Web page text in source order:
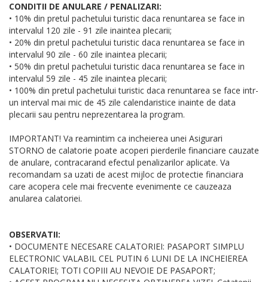
CONDITII DE ANULARE / PENALIZARI:
• 10% din pretul pachetului turistic daca renuntarea se face in
intervalul 120 zile - 91 zile inaintea plecarii;
• 20% din pretul pachetului turistic daca renuntarea se face in
intervalul 90 zile - 60 zile inaintea plecarii;
• 50% din pretul pachetului turistic daca renuntarea se face in
intervalul 59 zile - 45 zile inaintea plecarii;
• 100% din pretul pachetului turistic daca renuntarea se face intr-
un interval mai mic de 45 zile calendaristice inainte de data
plecarii sau pentru neprezentarea la program.
IMPORTANT! Va reamintim ca incheierea unei Asigurari
STORNO de calatorie poate acoperi pierderile financiare cauzate
de anulare, contracarand efectul penalizarilor aplicate. Va
recomandam sa uzati de acest mijloc de protectie financiara
care acopera cele mai frecvente evenimente ce cauzeaza
anularea calatoriei.
OBSERVATII:
• DOCUMENTE NECESARE CALATORIEI: PASAPORT SIMPLU
ELECTRONIC VALABIL CEL PUTIN 6 LUNI DE LA INCHEIEREA
CALATORIEI; TOTI COPIII AU NEVOIE DE PASAPORT;